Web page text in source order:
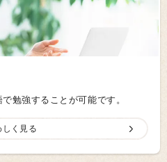
勉強することが可能です。
しく見る